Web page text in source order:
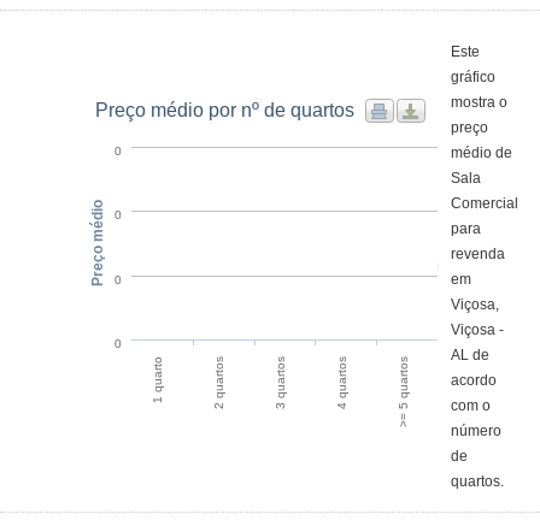
Preço médio por nº de quartos
1 quarto 2 quartos 3 quartos 4 quartos >= 5 quartos
0
0
0
0
Preço médio
Este
gráfico
mostra o
preço
médio de
Sala
Comercial
para
revenda
em
Viçosa,
Viçosa -
AL de
acordo
com o
número
de
quartos.